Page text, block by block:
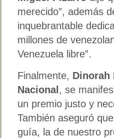
merecido”, además
inquebrantable
millones de
Venezuela libre”.
Finalmente, Dinorah
Nacional, se
un premio justo y
También aseguró
guía, la de nuestro